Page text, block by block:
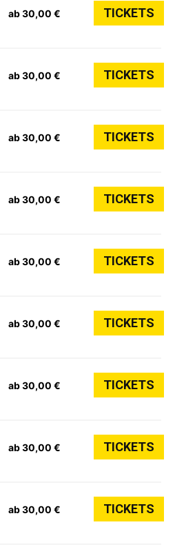
ab 30,00 € TICKETS
ab 30,00 € TICKETS
ab 30,00 € TICKETS
ab 30,00 € TICKETS
ab 30,00 € TICKETS
ab 30,00 € TICKETS
ab 30,00 € TICKETS
ab 30,00 € TICKETS
ab 30,00 € TICKETS